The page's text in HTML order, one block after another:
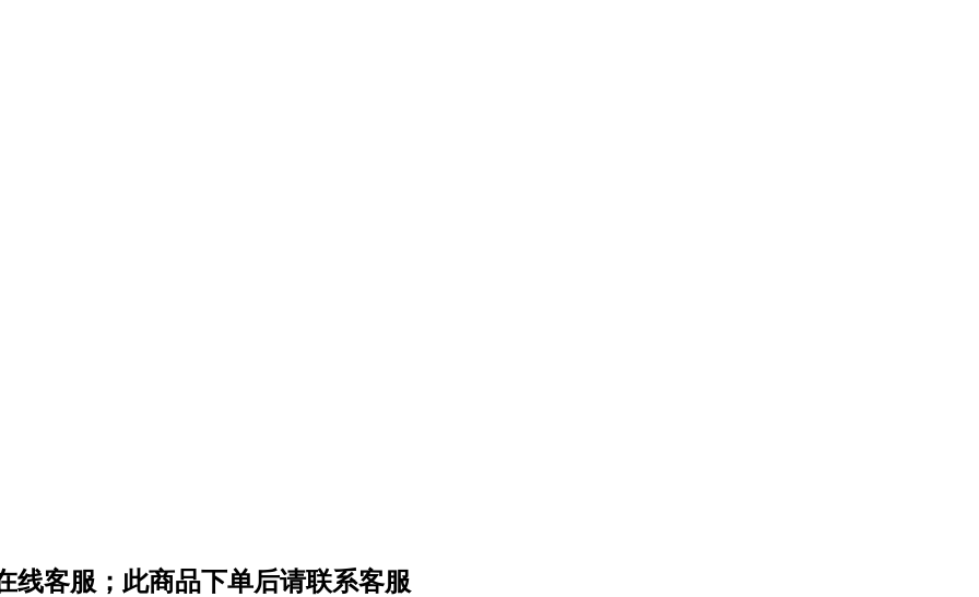
线客服；此商品下单后请联系客服